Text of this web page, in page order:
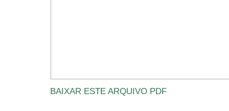
BAIXAR ESTE ARQUIVO PDF